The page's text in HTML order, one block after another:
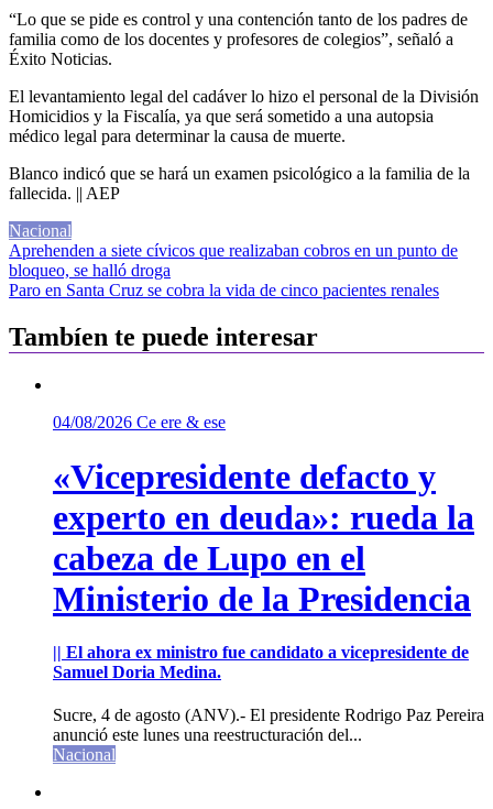
“Lo que se pide es control y una contención tanto de los padres de
familia como de los docentes y profesores de colegios”, señaló a
Éxito Noticias.
El levantamiento legal del cadáver lo hizo el personal de la División
Homicidios y la Fiscalía, ya que será sometido a una autopsia
médico legal para determinar la causa de muerte.
Blanco indicó que se hará un examen psicológico a la familia de la
fallecida. || AEP
Nacional
Navegación
de
Aprehenden a siete cívicos que realizaban cobros en un punto de
bloqueo, se halló droga
Paro en Santa Cruz se cobra la vida de cinco pacientes renales
Tambíen te puede interesar
04/08/2026 Ce ere & ese
«Vicepresidente defacto y
experto en deuda»: rueda la
cabeza de Lupo en el
Ministerio de la Presidencia
|| El ahora ex ministro fue candidato a vicepresidente de
Samuel Doria Medina.
Sucre, 4 de agosto (ANV).- El presidente Rodrigo Paz Pereira
anunció este lunes una reestructuración del...
Nacional